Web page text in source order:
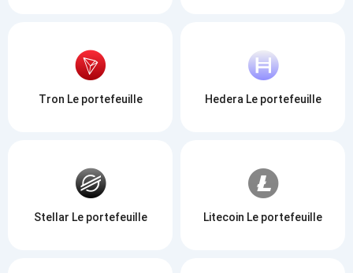
Tron Le portefeuille Hedera Le portefeuille
Stellar Le portefeuille Litecoin Le portefeuille